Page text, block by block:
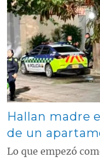
Hallan madre
de un
Lo que empezó